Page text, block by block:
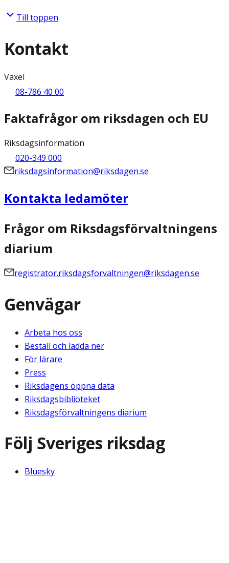
Till toppen
Kontakt
Växel
08-786 40 00
Faktafrågor om riksdagen och EU
Riksdagsinformation
020-349 000
riksdagsinformation@riksdagen.se
Kontakta ledamöter
Frågor om Riksdagsförvaltningens
diarium
registrator.riksdagsforvaltningen@riksdagen.se
Genvägar
Arbeta hos oss
Beställ och ladda ner
För lärare
Press
Riksdagens öppna data
Riksdagsbiblioteket
Riksdagsförvaltningens diarium
Följ Sveriges riksdag
Bluesky